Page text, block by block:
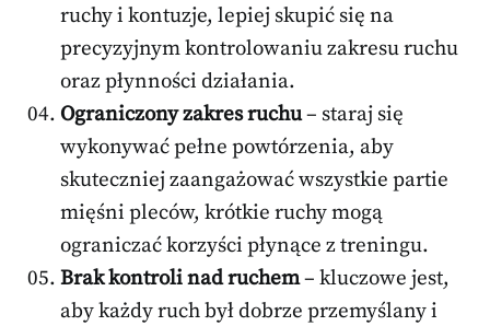
ruchy i kontuzje, lepiej skupić się na
precyzyjnym kontrolowaniu zakresu ruchu
oraz płynności działania.
Ograniczony zakres ruchu– staraj się
wykonywać pełne powtórzenia, aby
skuteczniej zaangażować wszystkie partie
mięśni pleców, krótkie ruchy mogą
ograniczać korzyści płynące z treningu.
Brak kontroli nad ruchem– kluczowe jest,
aby każdy ruch był dobrze przemyślany i